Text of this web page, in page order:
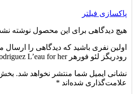
پاکسازی فیلتر
هیچ دیدگاهی برای این محصول نوشته
اولین نفری باشید که دیدگاهی را
رودریگز لئو فورهر Narciso rodriguez L’eau for her”
نشانی ایمیل شما منتشر نخواهد شد.
علامت‌گذاری شده‌اند *